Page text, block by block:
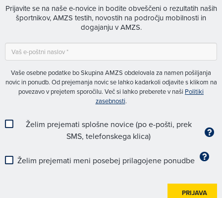
Prijavite se na naše e-novice in bodite obveščeni o rezultatih naših
športnikov, AMZS testih, novostih na področju mobilnosti in
dogajanju v AMZS.
Vaše osebne podatke bo Skupina AMZS obdelovala za namen pošiljanja
novic in ponudb. Od prejemanja novic se lahko kadarkoli odjavite s klikom na
povezavo v prejetem sporočilu. Več si lahko preberete v naši Politiki
zasebnosti.
Želim prejemati splošne novice (po e-pošti, prek
SMS, telefonskega klica)
Želim prejemati meni posebej prilagojene ponudbe
PRIJAVA